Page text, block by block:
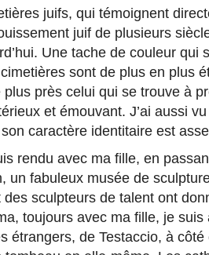
juifs, qui témoignent
juif de plusieurs
Une tache de couleur qui
sont de plus en plus
près celui qui se trouve à
et émouvant. J’ai aussi
caractère identitaire est
rendu avec ma fille, en
un fabuleux musée de
sculpteurs de talent ont
toujours avec ma fille, je
étrangers, de Testaccio, à